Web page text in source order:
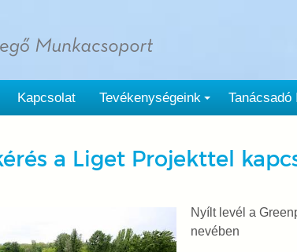
Kapcsolat Tevékenységeink Tanácsadó
a Liget Projekttel
Nyílt levél a
nevében